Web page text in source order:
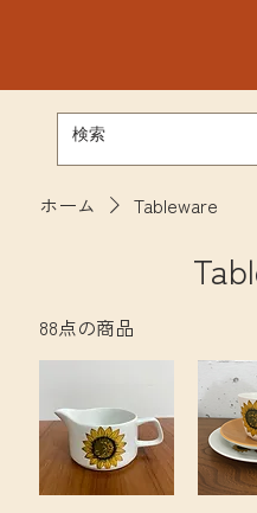
ホーム Tableware
88点の商品